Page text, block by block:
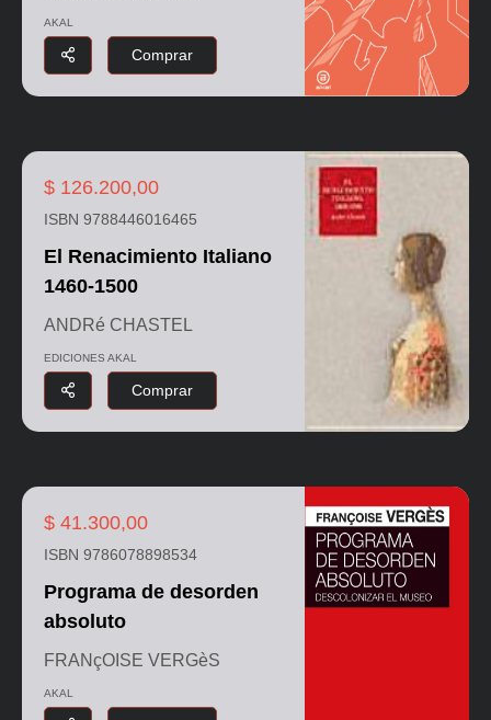
AKAL
Comprar
$ 126.200,00
ISBN 9788446016465
El Renacimiento Italiano
1460-1500
ANDRé CHASTEL
EDICIONES AKAL
Comprar
$ 41.300,00
ISBN 9786078898534
Programa de desorden
absoluto
FRANçOISE VERGèS
AKAL